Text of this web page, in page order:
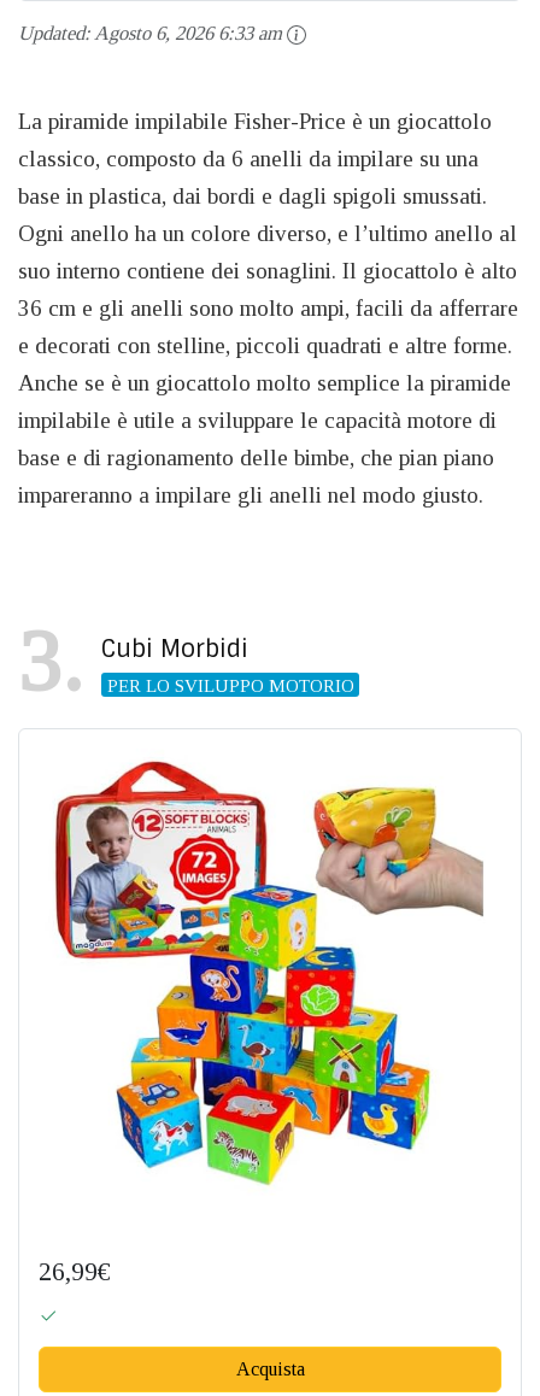
Updated:Agosto 6, 2026 6:33 am
La piramide impilabile Fisher-Price è un giocattolo
classico, composto da 6 anelli da impilare su una
base in plastica, dai bordi e dagli spigoli smussati.
Ogni anello ha un colore diverso, e l’ultimo anello al
suo interno contiene dei sonaglini. Il giocattolo è alto
36 cm e gli anelli sono molto ampi, facili da afferrare
e decorati con stelline, piccoli quadrati e altre forme.
Anche se è un giocattolo molto semplice la piramide
impilabile è utile a sviluppare le capacità motore di
base e di ragionamento delle bimbe, che pian piano
impareranno a impilare gli anelli nel modo giusto.
3 Cubi Morbidi
PER LO SVILUPPO MOTORIO
26,99€
Acquista